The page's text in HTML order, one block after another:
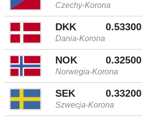
Czechy-Korona
DKK 0.53300
Dania-Korona
NOK 0.32500
Norwegia-Korona
SEK 0.33200
Szwecja-Korona